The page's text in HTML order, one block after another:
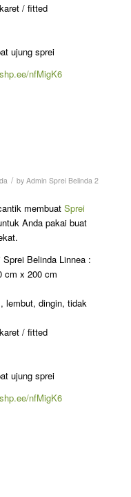
/ fitted
ujung sprei
nfMigK6
/ by Admin Sprei Belinda 2
membuat Sprei
Anda pakai buat
Belinda Linnea :
cm x 200 cm
lembut, dingin, tidak
/ fitted
ujung sprei
nfMigK6